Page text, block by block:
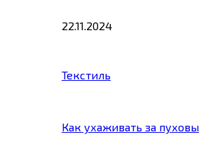
22.11.2024
Текстиль
Как ухаживать за